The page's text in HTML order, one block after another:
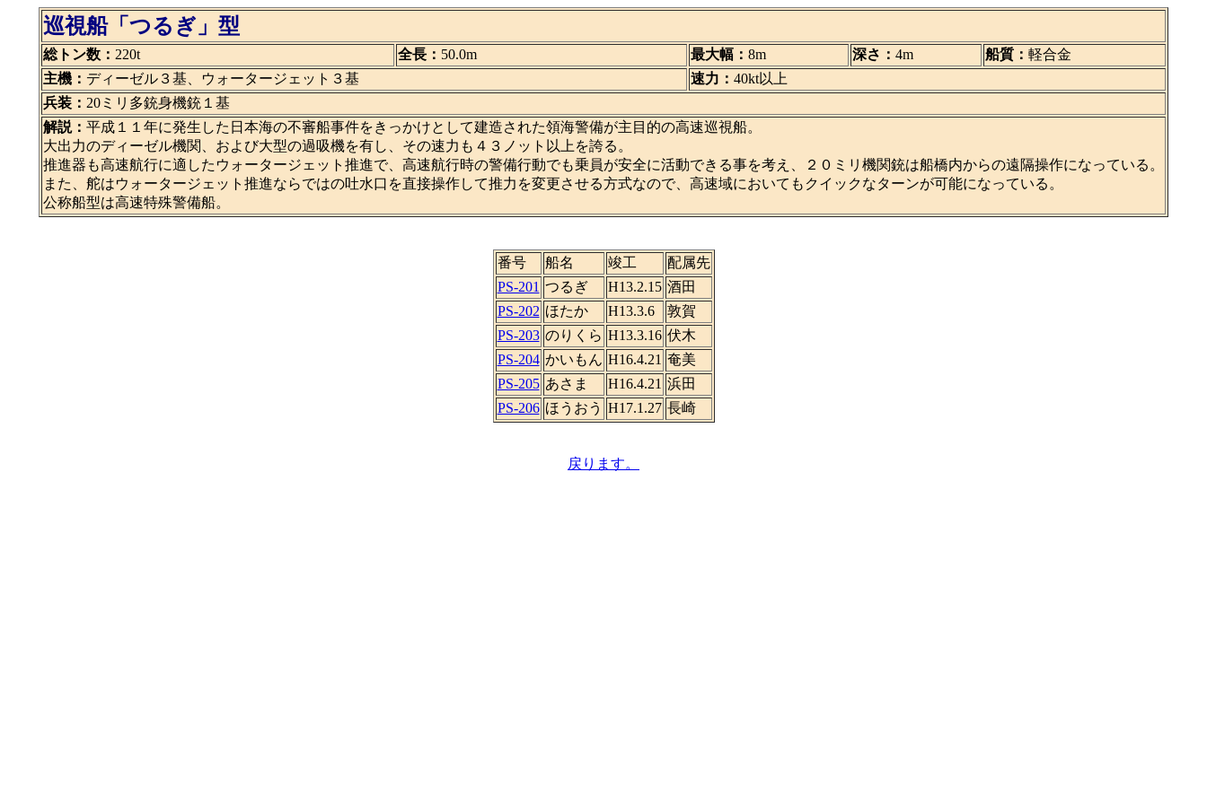
巡視船「つるぎ」型
総トン数： 220t 全長： 50.0m 最大幅： 8m 深さ： 4m 船質： 軽合金
主機： ディーゼル３基、ウォータージェット３基 速力： 40kt以上
兵装： 20ミリ多銃身機銃１基
解説： 平成１１年に発生した日本海の不審船事件をきっかけとして建造された領海警備が主目的の高速巡視船。
大出力のディーゼル機関、および大型の過吸機を有し、その速力も４３ノット以上を誇る。
推進器も高速航行に適したウォータージェット推進で、高速航行時の警備行動でも乗員が安全に活動できる事を考え、２０ミリ機関銃は船橋内からの遠隔操作になっている。
また、舵はウォータージェット推進ならではの吐水口を直接操作して推力を変更させる方式なので、高速域においてもクイックなターンが可能になっている。
公称船型は高速特殊警備船。
番号 船名 竣工
配属先
PS-201 つるぎ H13.2.15 酒田
PS-202 ほたか H13.3.6
敦賀
PS-203 のりくら H13.3.16 伏木
PS-204 かいもん H16.4.21 奄美
PS-205 あさま H16.4.21 浜田
PS-206 ほうおう H17.1.27 長崎
戻ります。